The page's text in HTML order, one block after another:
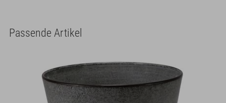
Passende Artikel